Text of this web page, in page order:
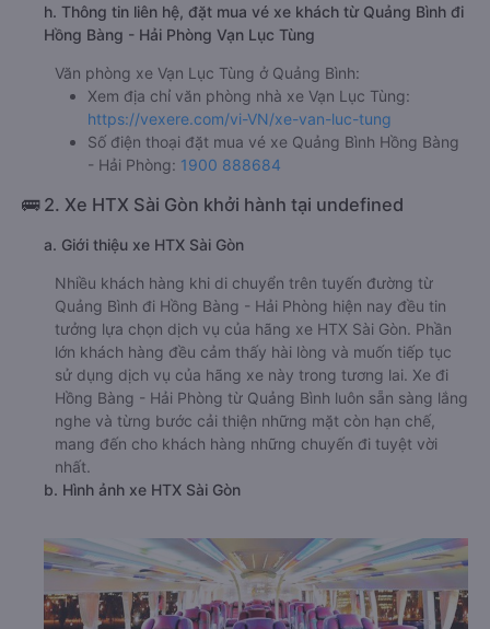
h. Thông tin liên hệ, đặt mua vé xe khách từ Quảng Bình đi
Hồng Bàng - Hải Phòng Vạn Lục Tùng
Văn phòng xe Vạn Lục Tùng ở Quảng Bình:
Xem địa chỉ văn phòng nhà xe Vạn Lục Tùng:
https://vexere.com/vi-VN/xe-van-luc-tung
Số điện thoại đặt mua vé xe Quảng Bình Hồng Bàng
- Hải Phòng: 1900 888684
🚌 2. Xe HTX Sài Gòn khởi hành tại undefined
a. Giới thiệu xe HTX Sài Gòn
Nhiều khách hàng khi di chuyển trên tuyến đường từ
Quảng Bình đi Hồng Bàng - Hải Phòng hiện nay đều tin
tưởng lựa chọn dịch vụ của hãng xe HTX Sài Gòn. Phần
lớn khách hàng đều cảm thấy hài lòng và muốn tiếp tục
sử dụng dịch vụ của hãng xe này trong tương lai. Xe đi
Hồng Bàng - Hải Phòng từ Quảng Bình luôn sẵn sàng lắng
nghe và từng bước cải thiện những mặt còn hạn chế,
mang đến cho khách hàng những chuyến đi tuyệt vời
nhất.
b. Hình ảnh xe HTX Sài Gòn